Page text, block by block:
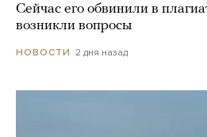
Сейчас его обвинили в
возникли вопросы
НОВОСТИ 2 дня назад